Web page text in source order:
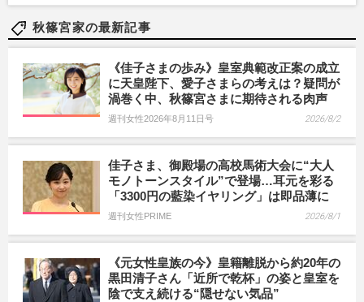
秋篠宮家の最新記事
《佳子さまの歩み》皇室典範改正案の成立
に天皇陛下、愛子さまらの考えは？疑問が
渦巻く中、秋篠宮さまに期待される肉声
週刊女性2026年8月11日号 2026/8/2
佳子さま、御殿場の高校馬術大会に“大人
モノトーンスタイル”で登場…耳元を彩る
「3300円の藍染イヤリング」は即品薄に
週刊女性PRIME 2026/8/1
《元女性皇族の今》皇籍離脱から約20年の
黒田清子さん「近所で乾杯」の姿と皇室を
陰で支え続ける“隠せない気品”